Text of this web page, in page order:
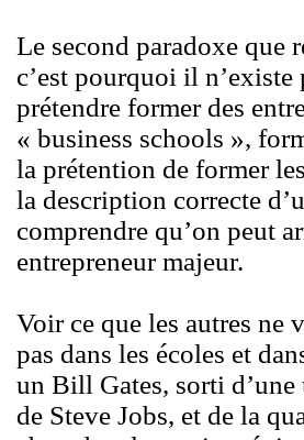
Le second paradoxe que
c’est pourquoi il n’existe
prétendre former des
« business schools »,
la prétention de former
la description correcte
comprendre qu’on peut
entrepreneur majeur.
Voir ce que les autres ne
pas dans les écoles et
un Bill Gates, sorti d’une
de Steve Jobs, et de la